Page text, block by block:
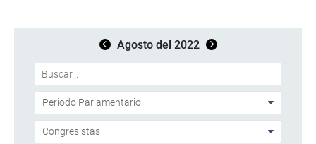
Agosto del 2022